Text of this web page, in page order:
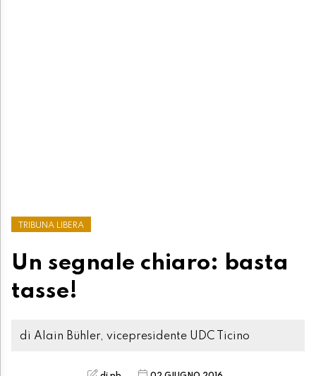
TRIBUNA LIBERA
Un segnale chiaro: basta
tasse!
di Alain Bühler, vicepresidente UDC Ticino